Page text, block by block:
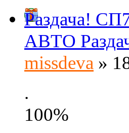
Раздача!
АВТО
missdeva »
.
100%